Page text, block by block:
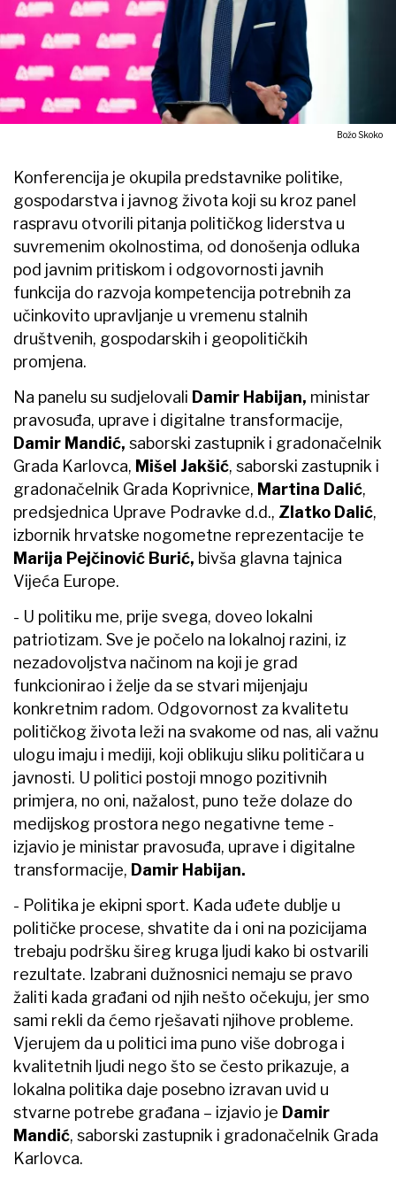
Božo Skoko
Konferencija je okupila predstavnike politike,
gospodarstva i javnog života koji su kroz panel
raspravu otvorili pitanja političkog liderstva u
suvremenim okolnostima, od donošenja odluka
pod javnim pritiskom i odgovornosti javnih
funkcija do razvoja kompetencija potrebnih za
učinkovito upravljanje u vremenu stalnih
društvenih, gospodarskih i geopolitičkih
promjena.
Na panelu su sudjelovali Damir Habijan, ministar
pravosuđa, uprave i digitalne transformacije,
Damir Mandić, saborski zastupnik i gradonačelnik
Grada Karlovca, Mišel Jakšić, saborski zastupnik i
gradonačelnik Grada Koprivnice, Martina Dalić,
predsjednica Uprave Podravke d.d., Zlatko Dalić,
izbornik hrvatske nogometne reprezentacije te
Marija Pejčinović Burić, bivša glavna tajnica
Vijeća Europe.
- U politiku me, prije svega, doveo lokalni
patriotizam. Sve je počelo na lokalnoj razini, iz
nezadovoljstva načinom na koji je grad
funkcionirao i želje da se stvari mijenjaju
konkretnim radom. Odgovornost za kvalitetu
političkog života leži na svakome od nas, ali važnu
ulogu imaju i mediji, koji oblikuju sliku političara u
javnosti. U politici postoji mnogo pozitivnih
primjera, no oni, nažalost, puno teže dolaze do
medijskog prostora nego negativne teme -
izjavio je ministar pravosuđa, uprave i digitalne
transformacije, Damir Habijan.
- Politika je ekipni sport. Kada uđete dublje u
političke procese, shvatite da i oni na pozicijama
trebaju podršku šireg kruga ljudi kako bi ostvarili
rezultate. Izabrani dužnosnici nemaju se pravo
žaliti kada građani od njih nešto očekuju, jer smo
sami rekli da ćemo rješavati njihove probleme.
Vjerujem da u politici ima puno više dobroga i
kvalitetnih ljudi nego što se često prikazuje, a
lokalna politika daje posebno izravan uvid u
stvarne potrebe građana – izjavio je Damir
Mandić, saborski zastupnik i gradonačelnik Grada
Karlovca.